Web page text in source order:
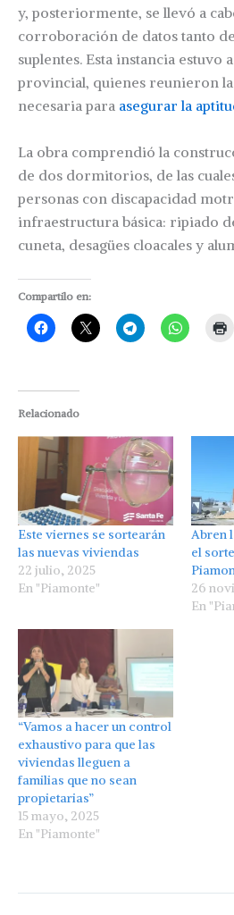
y, posteriormente, se llevó a
corroboración de datos tanto
suplentes. Esta instancia estuvo
provincial, quienes reunieron
necesaria para asegurar la
La obra comprendió la
de dos dormitorios, de las
personas con discapacidad
infraestructura básica: ripiado
cuneta, desagües cloacales y
Compartilo en:
Relacionado
Este viernes se sortearán
las nuevas viviendas
22 julio, 2025
En "Piamonte"
Abren
el
26
En
“Vamos a hacer un control
exhaustivo para que las
viviendas lleguen a
familias que no sean
propietarias”
15 mayo, 2025
En "Piamonte"